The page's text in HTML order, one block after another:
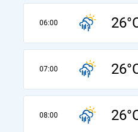
06:00
07:00
08:00